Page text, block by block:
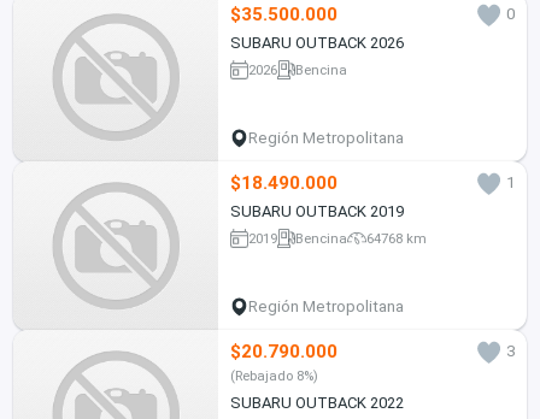
$35.500.000
0
SUBARU OUTBACK 2026
2026 Bencina
Región Metropolitana
$18.490.000
1
SUBARU OUTBACK 2019
2019 Bencina 64768 km
Región Metropolitana
$20.790.000 3
(Rebajado 8%)
SUBARU OUTBACK 2022